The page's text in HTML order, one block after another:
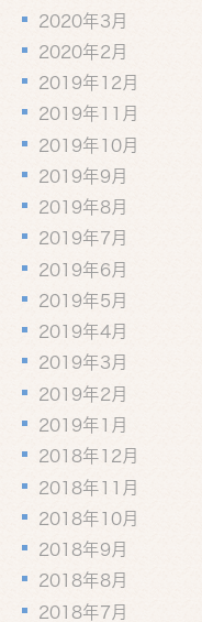
2020年3月
2020年2月
2019年12月
2019年11月
2019年10月
2019年9月
2019年8月
2019年7月
2019年6月
2019年5月
2019年4月
2019年3月
2019年2月
2019年1月
2018年12月
2018年11月
2018年10月
2018年9月
2018年8月
2018年7月